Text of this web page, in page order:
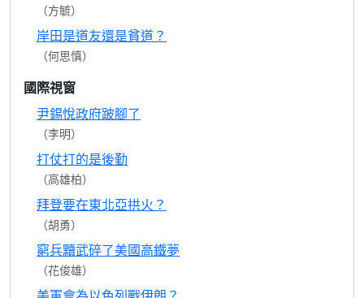
（方毓）
岸田是道友還是貧道？
（何思慎）
國際視窗
尹錫悅政府跛腳了
（李明）
打仗打的是後勤
（高雄柏）
拜登要在東北亞拱火？
（胡勇）
窮兵黷武碎了美國高鐵夢
（花俊雄）